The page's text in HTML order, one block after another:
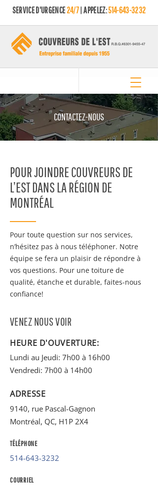
SERVICE D'URGENCE24/7| APPELEZ:514-643-3232
CONTACTEZ-NOUS
POUR JOINDRE COUVREURS DE
L’EST DANS LA RÉGION DE
MONTRÉAL
Pour toute question sur nos services,
n’hésitez pas à nous téléphoner. Notre
équipe se fera un plaisir de répondre à
vos questions. Pour une toiture de
qualité, étanche et durable, faites-nous
confiance!
VENEZ NOUS VOIR
HEURE D'OUVERTURE:
Lundi au Jeudi: 7h00 à 16h00
Vendredi: 7h00 à 14h00
ADRESSE
9140, rue Pascal-Gagnon
Montréal, QC, H1P 2X4
TÉLÉPHONE
514-643-3232
COURRIEL